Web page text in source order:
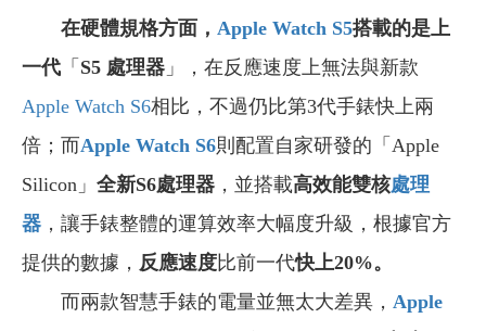
在硬體規格方面， Apple Watch S5搭載的是上
一代 「 S5 處理器 」，在反應速度上無法與新款
Apple Watch S6相比，不過仍比第3代手錶快上兩
倍；而Apple Watch S6則配置自家研發的「Apple
Silicon」 全新S6處理器 ，並搭載高效能雙核處理
器 ，讓手錶整體的運算效率大幅度升級，根據官方
提供的數據， 反應速度比前一代快上20%。
而兩款智慧手錶的電量並無太大差異， Apple